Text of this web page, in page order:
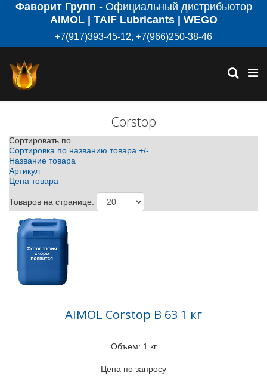
Фаворит Групп - Официальный дистрибьютор
AIMOL | TAIF Lubricants | WEGO
+7(917)393-45-12, +7(966)250-38-46
Corstop
Сортировать по
Сортировка по названию товара +/-
Название товара
Артикул
Цена товара
Товаров на странице:
AIMOL Corstop B 63 1 кг
Объем: 1 кг
Цена по запросу